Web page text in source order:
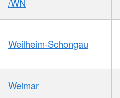
/WN
Weilheim-Schongau
Weimar